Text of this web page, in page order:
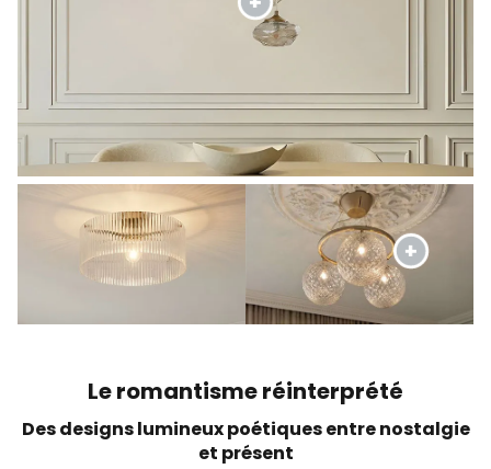
Le romantisme réinterprété
Des designs lumineux poétiques entre nostalgie
et présent